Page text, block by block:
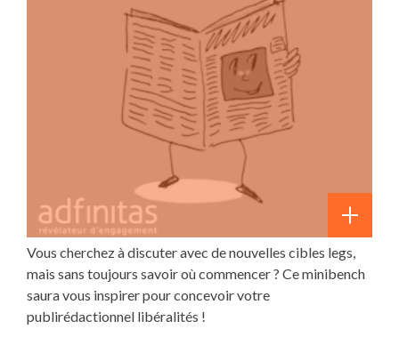
Vous cherchez à discuter avec de nouvelles cibles legs,
mais sans toujours savoir où commencer ? Ce minibench
saura vous inspirer pour concevoir votre
publirédactionnel libéralités !